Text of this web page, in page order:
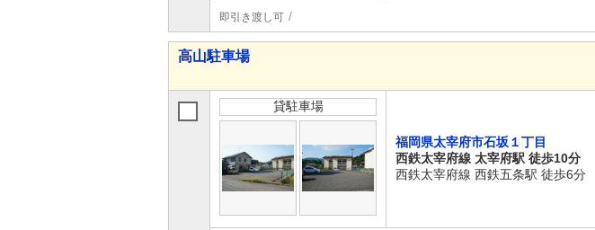
即引き渡し可
高山駐車場
貸駐車場
福岡県太宰府市石坂１丁目
西鉄太宰府線 太宰府駅 徒歩10分
西鉄太宰府線 西鉄五条駅 徒歩6分